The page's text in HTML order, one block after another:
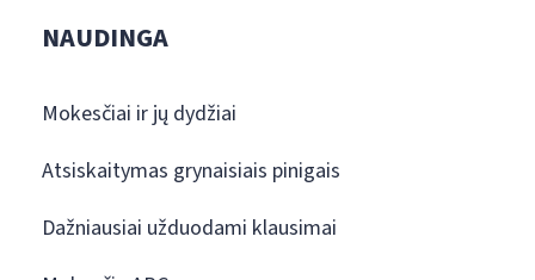
NAUDINGA
Mokesčiai ir jų dydžiai
Atsiskaitymas grynaisiais pinigais
Dažniausiai užduodami klausimai